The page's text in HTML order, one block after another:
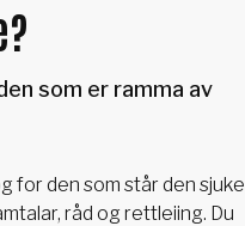
som er ramma av
for den som står den sjuke
råd og rettleiing. Du